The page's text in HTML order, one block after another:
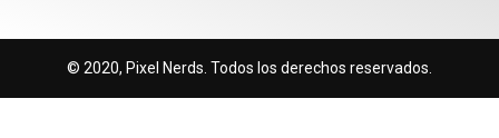
© 2020, Pixel Nerds. Todos los derechos reservados.